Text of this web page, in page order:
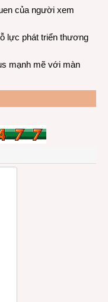
của người xem
lực phát triển thương
mạnh mẽ với màn